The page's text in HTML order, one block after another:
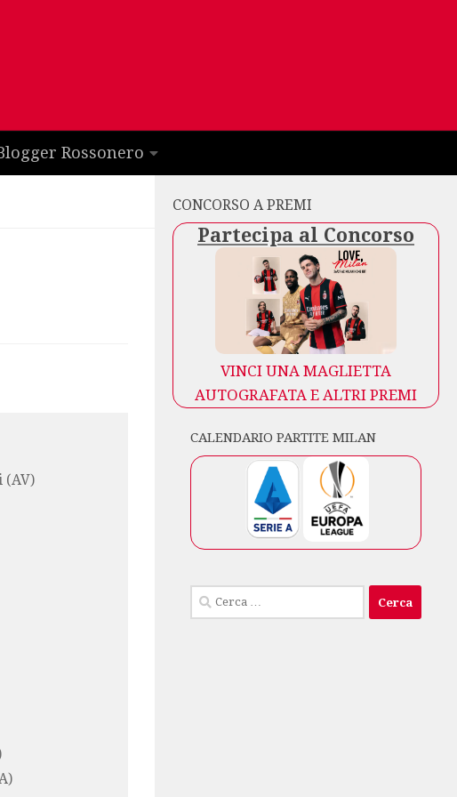
Rossonero
(AV)
CONCORSO A PREMI
Partecipa al Concorso
VINCI UNA MAGLIETTA
AUTOGRAFATA E ALTRI PREMI
CALENDARIO PARTITE MILAN
Ricerca
per: